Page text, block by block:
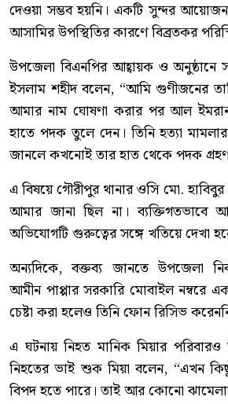
দেওয়া সম্ভব হয়নি। একটি সুন্দর
আসামির উপস্থিতির কারণে বিব্রতকর
উপজেলা বিএনপির আহ্বায়ক ও অনুষ্ঠানে
ইসলাম শহীদ বলেন, “আমি গুণীজনের
আমার নাম ঘোষণা করার পর আল
হাতে পদক তুলে দেন। তিনি হত্যা
জানলে কখনোই তার হাত থেকে পদক
এ বিষয়ে গৌরীপুর থানার ওসি মো.
আমার জানা ছিল না। ব্যক্তিগতভাবে
অভিযোগটি গুরুত্বের সঙ্গে খতিয়ে দেখা
অন্যদিকে, বক্তব্য জানতে উপজেলা
আমীন পাপ্পার সরকারি মোবাইল নম্বরে
চেষ্টা করা হলেও তিনি ফোন রিসিভ
এ ঘটনায় নিহত মানিক মিয়ার পরিবারও
নিহতের ভাই শুক মিয়া বলেন, “এখন
বিপদ হতে পারে। তাই আর কোনো